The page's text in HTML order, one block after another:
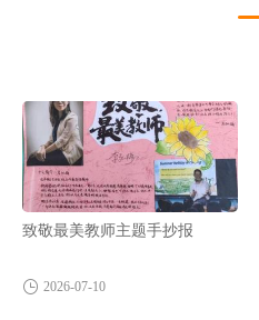
致敬最美教师主题手抄报
2026-07-10